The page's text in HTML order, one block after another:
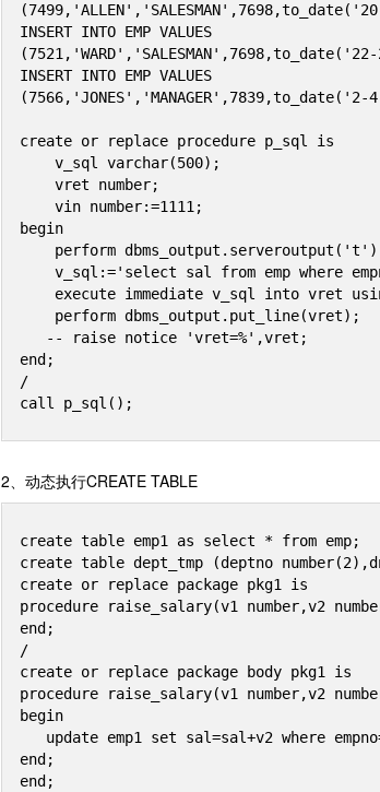
INSERT INTO EMP VALUES
INSERT INTO EMP VALUES
create or replace procedure p_sql is
begin
end;
/
2、动态执行CREATE TABLE
create table emp1 as select * from emp;
create table dept_tmp (deptno
create or replace package pkg1 is
procedure raise_salary(v1 number,v2
end;
/
create or replace package body pkg1 is
procedure raise_salary(v1 number,v2
begin
end;
end;